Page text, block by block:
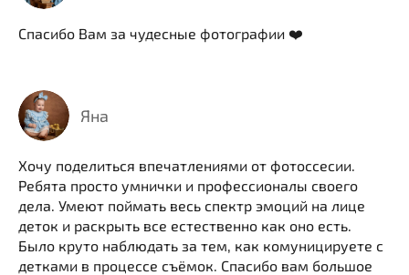
Спасибо Вам за чудесные фотографии ❤️
Яна
Хочу поделиться впечатлениями от фотоссесии.
Ребята просто умнички и профессионалы своего
дела. Умеют поймать весь спектр эмоций на лице
деток и раскрыть все естественно как оно есть.
Было круто наблюдать за тем, как комуницируете с
детками в процессе съёмок. Спасибо вам большое